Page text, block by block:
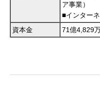
ア事業）
■インター
資本金
71億4,829